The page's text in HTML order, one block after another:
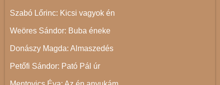
Szabó Lőrinc: Kicsi vagyok én
Weöres Sándor: Buba éneke
Donászy Magda: Almaszedés
Petőfi Sándor: Pató Pál úr